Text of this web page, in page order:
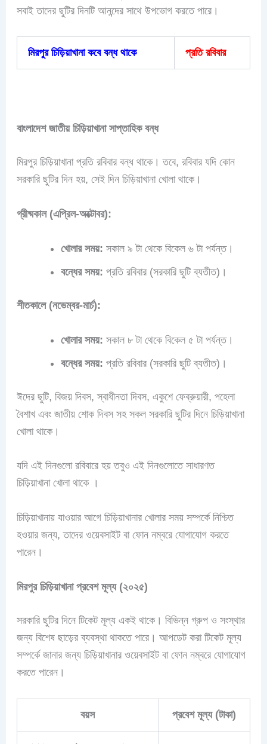
সবাই তাদের ছুটির দিনটি আনন্দের সাথে উপভোগ করতে পারে।
মিরপুর চিড়িয়াখানা কবে বন্ধ থাকে প্রতি রবিবার
বাংলাদেশ জাতীয় চিড়িয়াখানা সাপ্তাহিক বন্ধ
মিরপুর চিড়িয়াখানা প্রতি রবিবার বন্ধ থাকে। তবে, রবিবার যদি কোন
সরকারি ছুটির দিন হয়, সেই দিন চিড়িয়াখানা খোলা থাকে।
গ্রীষ্মকাল (এপ্রিল-অক্টোবর):
খোলার সময়: সকাল ৯ টা থেকে বিকেল ৬ টা পর্যন্ত।
বন্ধের সময়: প্রতি রবিবার (সরকারি ছুটি ব্যতীত)।
শীতকালে (নভেম্বর-মার্চ):
খোলার সময়: সকাল ৮ টা থেকে বিকেল ৫ টা পর্যন্ত।
বন্ধের সময়: প্রতি রবিবার (সরকারি ছুটি ব্যতীত)।
ঈদের ছুটি, বিজয় দিবস, স্বাধীনতা দিবস, একুশে ফেব্রুয়ারী, পহেলা
বৈশাখ এবং জাতীয় শোক দিবস সহ সকল সরকারি ছুটির দিনে চিড়িয়াখানা
খোলা থাকে।
যদি এই দিনগুলো রবিবারে হয় তবুও এই দিনগুলোতে সাধারণত
চিড়িয়াখানা খোলা থাকে ।
চিড়িয়াখানায় যাওয়ার আগে চিড়িয়াখানার খোলার সময় সম্পর্কে নিশ্চিত
হওয়ার জন্য, তাদের ওয়েবসাইট বা ফোন নম্বরে যোগাযোগ করতে
পারেন।
মিরপুর চিড়িয়াখানা প্রবেশ মূল্য (২০২৫)
সরকারি ছুটির দিনে টিকেট মূল্য একই থাকে। বিভিন্ন গ্রুপ ও সংস্থার
জন্য বিশেষ ছাড়ের ব্যবস্থা থাকতে পারে। আপডেট করা টিকেট মূল্য
সম্পর্কে জানার জন্য চিড়িয়াখানার ওয়েবসাইট বা ফোন নম্বরে যোগাযোগ
করতে পারেন।
বয়স প্রবেশ মূল্য (টাকা)